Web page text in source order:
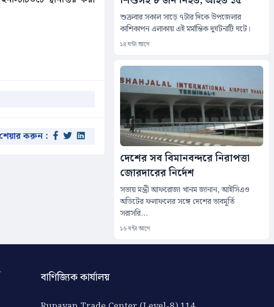
শেয়ার করুন :
শুক্রবার সকাল সাড়ে ৭টার দিকে উপজেলার
কাশিকাপন এলাকায় এই মর্মান্তিক দুর্ঘটনাটি ঘটে।
১৪ ঘন্টা আগে
দেশের সব বিমানবন্দরে নিরাপত্তা
জোরদারের নির্দেশ
সভায় মন্ত্রী আফরোজা খানম জানান, আইসিএও
অডিটের ফলাফলের সঙ্গে দেশের ভাবমূর্তি
সরাসরি...
১৬ ঘন্টা আগে
বাণিজ্যিক কার্যালয়